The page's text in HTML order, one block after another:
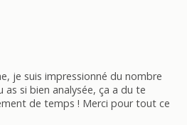
je suis impressionné du nombre
as si bien analysée, ça a du te
de temps ! Merci pour tout ce